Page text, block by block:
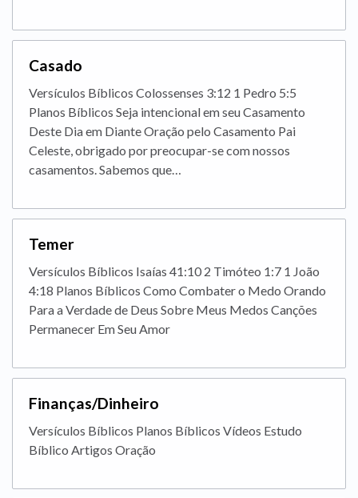
Casado
Versículos Bíblicos Colossenses 3:12 1 Pedro 5:5
Planos Bíblicos Seja intencional em seu Casamento
Deste Dia em Diante Oração pelo Casamento Pai
Celeste, obrigado por preocupar-se com nossos
casamentos. Sabemos que…
Temer
Versículos Bíblicos Isaías 41:10 2 Timóteo 1:7 1 João
4:18 Planos Bíblicos Como Combater o Medo Orando
Para a Verdade de Deus Sobre Meus Medos Canções
Permanecer Em Seu Amor
Finanças/Dinheiro
Versículos Bíblicos Planos Bíblicos Vídeos Estudo
Bíblico Artigos Oração